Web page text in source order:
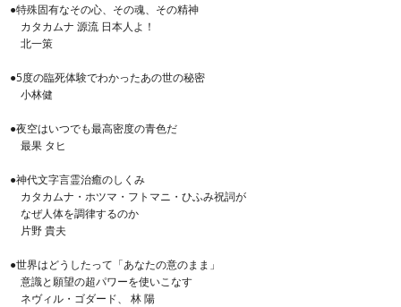
●特殊固有なその心、その魂、その精神
カタカムナ 源流 日本人よ！
北一策
●5度の臨死体験でわかったあの世の秘密
小林健
●夜空はいつでも最高密度の青色だ
最果 タヒ
●神代文字言霊治癒のしくみ
カタカムナ・ホツマ・フトマニ・ひふみ祝詞が
なぜ人体を調律するのか
片野 貴夫
●世界はどうしたって「あなたの意のまま」
意識と願望の超パワーを使いこなす
ネヴィル・ゴダード、 林 陽